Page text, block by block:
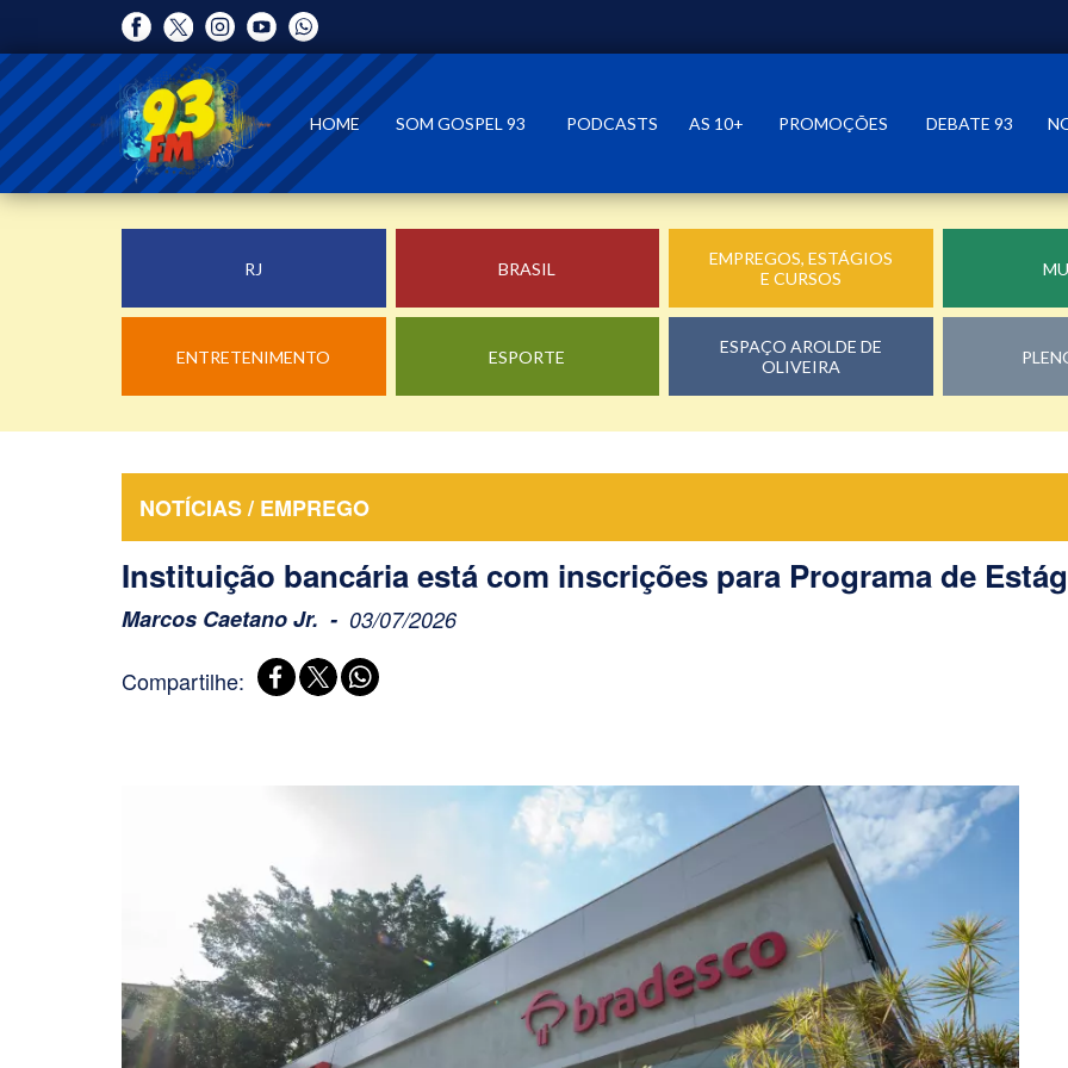
HOME SOM GOSPEL 93 PODCASTS AS 10+ PROMOÇÕES DEBATE 93
RJ BRASIL
EMPREGOS, ESTÁGIOS
E CURSOS
ENTRETENIMENTO ESPORTE
ESPAÇO AROLDE DE
OLIVEIRA
NOTÍCIAS / EMPREGO
Instituição bancária está com inscrições para Programa de
Marcos Caetano Jr. 03/07/2026
Compartilhe: